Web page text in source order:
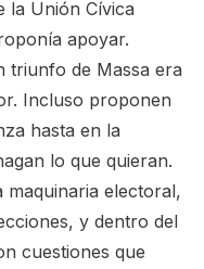
la Unión Cívica
apoyar.
triunfo de Massa era
Incluso proponen
hasta en la
lo que quieran.
electoral,
y dentro del
cuestiones que